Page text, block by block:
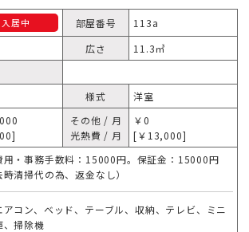
入居中 部屋番号
113a
広さ
11.3㎥
様式
洋室
その他 / 月
光熱費 / 月
￥0
[￥13,000]
用・事務手数料：15000円。保証金：15000円
時清掃代の為、返金なし）
アコン、ベッド、テーブル、収納、テレビ、ミニ
、掃除機